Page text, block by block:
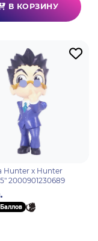
В КОРЗИНУ
Hunter x Hunter
2000901230689